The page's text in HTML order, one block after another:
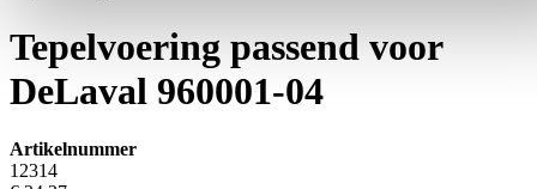
Tepelvoering passend voor
DeLaval 960001-04
Artikelnummer
12314